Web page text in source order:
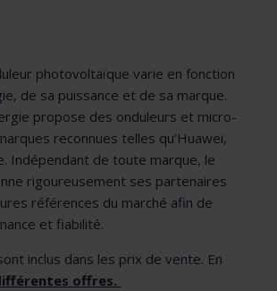
photovoltaïque varie en fonction
de sa puissance et de sa marque.
propose des onduleurs et micro-
reconnues telles qu’Huawei,
Indépendant de toute marque, le
rigoureusement ses partenaires
références du marché afin de
et fiabilité.
inclus dans les prix de vente. En
offres.